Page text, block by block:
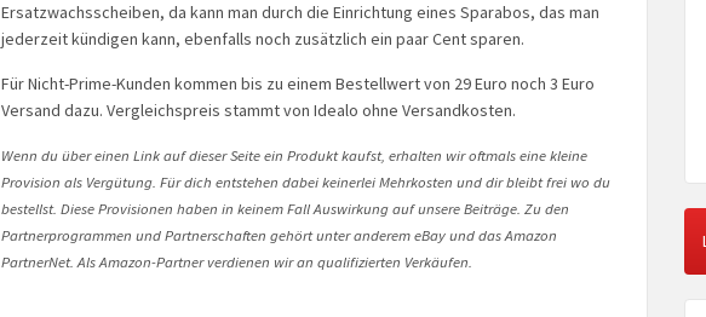
Ersatzwachsscheiben, da kann man durch die Einrichtung eines Sparabos, das man
jederzeit kündigen kann, ebenfalls noch zusätzlich ein paar Cent sparen.
Für Nicht-Prime-Kunden kommen bis zu einem Bestellwert von 29 Euro noch 3 Euro
Versand dazu. Vergleichspreis stammt von Idealo ohne Versandkosten.
Wenn du über einen Link auf dieser Seite ein Produkt kaufst, erhalten wir oftmals eine kleine
Provision als Vergütung. Für dich entstehen dabei keinerlei Mehrkosten und dir bleibt frei wo du
bestellst. Diese Provisionen haben in keinem Fall Auswirkung auf unsere Beiträge. Zu den
Partnerprogrammen und Partnerschaften gehört unter anderem eBay und das Amazon
PartnerNet. Als Amazon-Partner verdienen wir an qualifizierten Verkäufen.